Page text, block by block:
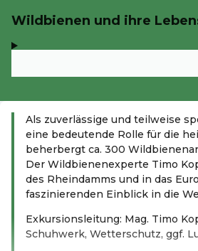
Wildbienen und ihre
Als zuverlässige und teilweise
eine bedeutende Rolle für die
beherbergt ca. 300
Der Wildbienenexperte Timo
des Rheindamms und in das
faszinierenden Einblick in die
Exkursionsleitung: Mag. Timo
Schuhwerk, Wetterschutz, ggf.